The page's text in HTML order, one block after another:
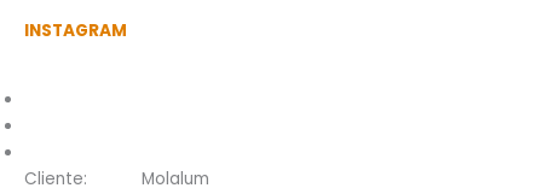
INSTAGRAM
Cliente: Molalum